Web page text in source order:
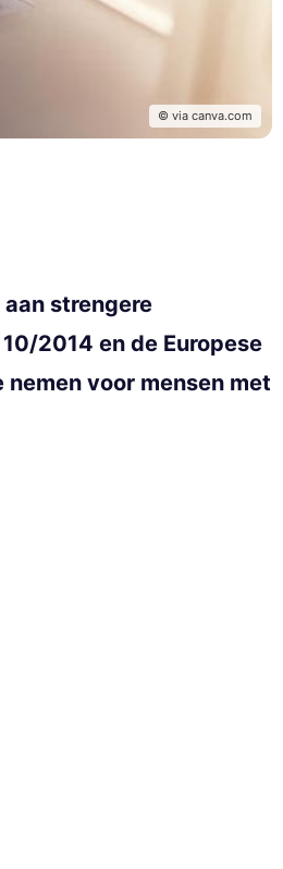
© via canva.com
strengere
2014 en de Europese
voor mensen met